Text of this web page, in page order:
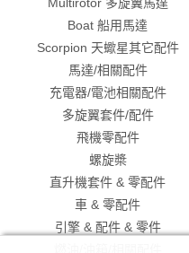
Boat 船用馬達
Scorpion 天蠍星其它配件
馬達/相關配件
充電器/電池相關配件
多旋翼套件/配件
飛機零配件
螺旋槳
直升機套件 & 零配件
車 & 零配件
引擎 & 配件 & 零件